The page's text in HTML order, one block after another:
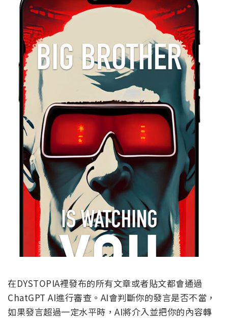
在DYSTOPIA裡發布的所有文章或者貼文都會通過
ChatGPT AI進行審查。AI會判斷你的發言是否不當，
如果發言超過一定水平時，AI將介入並把你的內容轉